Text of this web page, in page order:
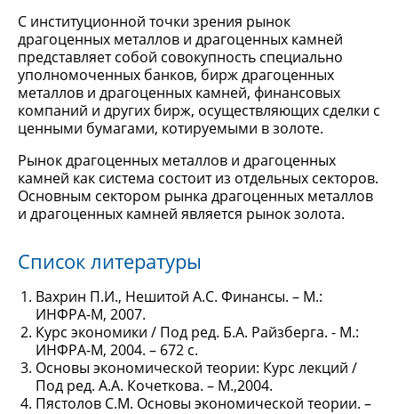
С институционной точки зрения рынок
драгоценных металлов и драгоценных камней
представляет собой совокупность специально
уполномоченных банков, бирж драгоценных
металлов и драгоценных камней, финансовых
компаний и других бирж, осуществляющих сделки с
ценными бумагами, котируемыми в золоте.
Рынок драгоценных металлов и драгоценных
камней как система состоит из отдельных секторов.
Основным сектором рынка драгоценных металлов
и драгоценных камней является рынок золота.
Список литературы
Вахрин П.И., Нешитой А.С. Финансы. – М.:
ИНФРА-М, 2007.
Курс экономики / Под ред. Б.А. Райзберга. - М.:
ИНФРА-М, 2004. – 672 с.
Основы экономической теории: Курс лекций /
Под ред. А.А. Кочеткова. – М.,2004.
Пястолов С.М. Основы экономической теории. –